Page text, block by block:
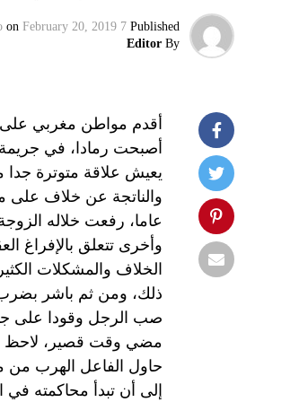
Published
7 years ago
on February 20, 2019
By
Editor
أقدم مواطن مغربي
أصبحت رمادا، في
يعيش علاقة متوترة جدا
وأخرى تتعلق بالإفراغ
الخلاف والمشكلات
ذلك، ومن ثم باشر
صب الرجل وقودا على
مضي وقت قصير، لاحظ
حاول الفاعل الهرب من
إلى أن تبدأ محاكمته